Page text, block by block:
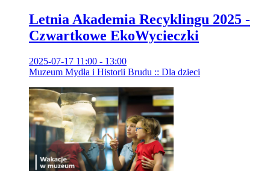
Letnia Akademia Recyklingu 2025 -
Czwartkowe EkoWycieczki
2025-07-17 11:00 - 13:00
Muzeum Mydła i Historii Brudu :: Dla dzieci